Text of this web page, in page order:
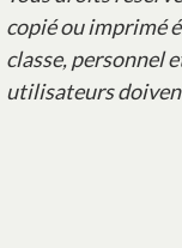
copié ou imprimé
classe, personnel
utilisateurs